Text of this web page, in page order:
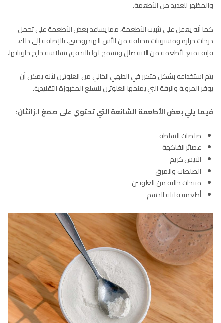
والمظهر للعديد من الأطعمة.
كما أنه يعمل على تثبيت الأطعمة، مما يساعد بعض الأطعمة على تحمل
درجات حرارة ومستويات مختلفة من الأس الهيدروجيني. بالإضافة إلى ذلك،
فإنه يمنع الأطعمة من الانفصال ويسمح لها بالتدفق بسلاسة خارج حاوياتها.
يتم استخدامه بشكل متكرر في الطهي الخالي من الغلوتين لأنه يمكن أن
يوفر المرونة والرقة التي يمنحها الغلوتين للسلع المخبوزة التقليدية.
فيما يلي بعض الأطعمة الشائعة التي تحتوي على صمغ الزانثان:
صلصات السلطة
عصائر الفاكهة
الآيس كريم
الصلصات والمرق
منتجات خالية من الغلوتين
أطعمة قليلة الدسم